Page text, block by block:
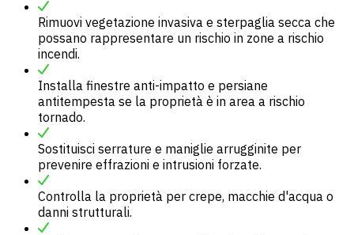
Rimuovi vegetazione invasiva e sterpaglia secca che
possano rappresentare un rischio in zone a rischio
incendi.
Installa finestre anti-impatto e persiane
antitempesta se la proprietà è in area a rischio
tornado.
Sostituisci serrature e maniglie arrugginite per
prevenire effrazioni e intrusioni forzate.
Controlla la proprietà per crepe, macchie d'acqua o
danni strutturali.